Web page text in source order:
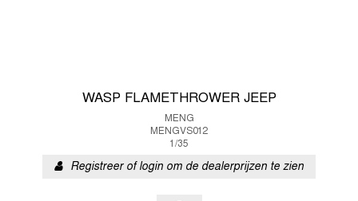
WASP FLAMETHROWER JEEP
MENG
MENGVS012
1/35
Registreer of login om de dealerprijzen te zien